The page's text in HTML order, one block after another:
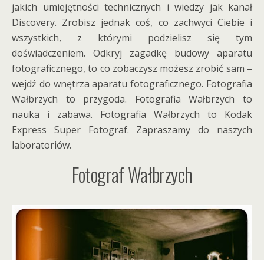
jakich umiejętności technicznych i wiedzy jak kanał
Discovery. Zrobisz jednak coś, co zachwyci Ciebie i
wszystkich, z którymi podzielisz się tym
doświadczeniem. Odkryj zagadkę budowy aparatu
fotograficznego, to co zobaczysz możesz zrobić sam –
wejdź do wnętrza aparatu fotograficznego. Fotografia
Wałbrzych to przygoda. Fotografia Wałbrzych to
nauka i zabawa. Fotografia Wałbrzych to Kodak
Express Super Fotograf. Zapraszamy do naszych
laboratoriów.
Fotograf Wałbrzych